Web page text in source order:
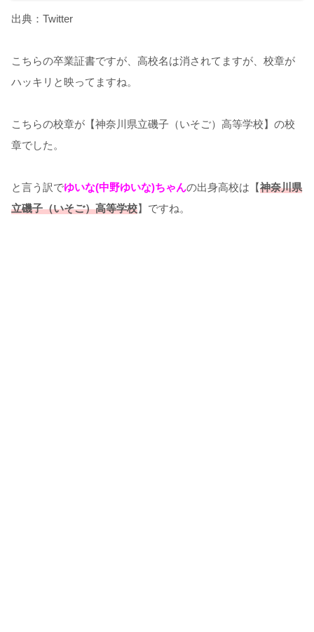
出典：Twitter
こちらの卒業証書ですが、高校名は消されてますが、校章が
ハッキリと映ってますね。
こちらの校章が【神奈川県立磯子（いそご）高等学校】の校
章でした。
と言う訳でゆいな(中野ゆいな)ちゃんの出身高校は【神奈川県
立磯子（いそご）高等学校】ですね。